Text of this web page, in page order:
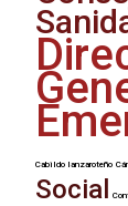
Cabildo lanzaroteño
Social